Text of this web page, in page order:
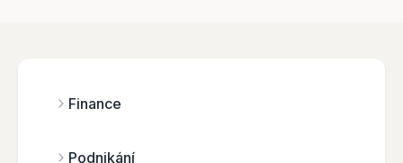
Finance
Podnikání